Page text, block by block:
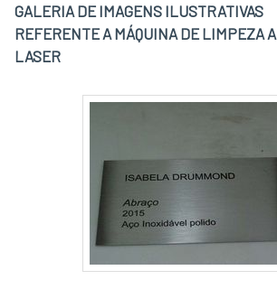
GALERIA DE IMAGENS ILUSTRATIVAS
REFERENTE A MÁQUINA DE LIMPEZA A
LASER